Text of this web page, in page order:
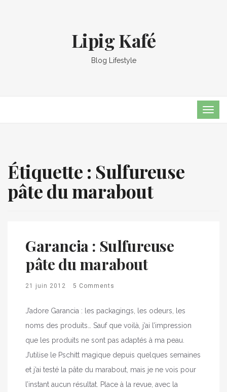
Lipig Kafé
Blog Lifestyle
Étiquette : Sulfureuse
pâte du marabout
Garancia : Sulfureuse
pâte du marabout
21 juin 2012 5 Comments
J’adore Garancia : les packagings, les odeurs, les
noms des produits… Sauf que voilà, j’ai l’impression
que les produits ne sont pas adaptés à ma peau.
J’utilise le Pschitt magique depuis quelques semaines
et j’ai testé la pâte du marabout, mais je ne vois pour
l’instant aucun résultat. Place à la revue, avec la